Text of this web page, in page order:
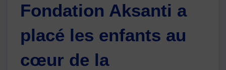
Fondation Aksanti a
placé les enfants au
cœur de la